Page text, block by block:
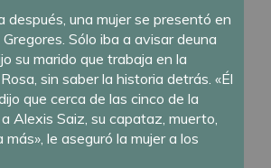
después, una mujer se presentó en
Sólo iba a avisar deuna
su marido que trabaja en la
sin saber la historia detrás. «Él
que cerca de las cinco de la
Alexis Saiz, su capataz, muerto,
le aseguró la mujer a los